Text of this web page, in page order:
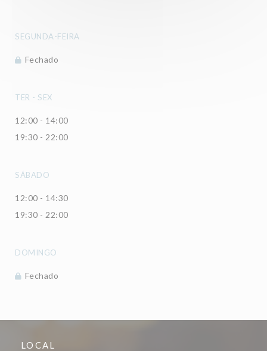
SEGUNDA-FEIRA
Fechado
TER - SEX
12:00 - 14:00
19:30 - 22:00
SÁBADO
12:00 - 14:30
19:30 - 22:00
DOMINGO
Fechado
LOCAL